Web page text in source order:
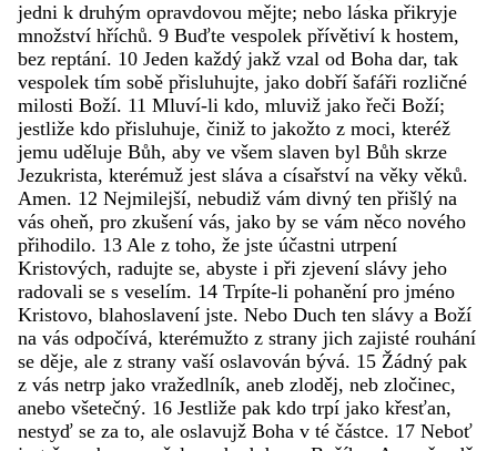
jedni k druhým opravdovou mějte; nebo láska přikryje
množství hříchů. 9 Buďte vespolek přívětiví k hostem,
bez reptání. 10 Jeden každý jakž vzal od Boha dar, tak
vespolek tím sobě přisluhujte, jako dobří šafáři rozličné
milosti Boží. 11 Mluví-li kdo, mluviž jako řeči Boží;
jestliže kdo přisluhuje, činiž to jakožto z moci, kteréž
jemu uděluje Bůh, aby ve všem slaven byl Bůh skrze
Jezukrista, kterémuž jest sláva a císařství na věky věků.
Amen. 12 Nejmilejší, nebudiž vám divný ten přišlý na
vás oheň, pro zkušení vás, jako by se vám něco nového
přihodilo. 13 Ale z toho, že jste účastni utrpení
Kristových, radujte se, abyste i při zjevení slávy jeho
radovali se s veselím. 14 Trpíte-li pohanění pro jméno
Kristovo, blahoslavení jste. Nebo Duch ten slávy a Boží
na vás odpočívá, kterémužto z strany jich zajisté rouhání
se děje, ale z strany vaší oslavován bývá. 15 Žádný pak
z vás netrp jako vražedlník, aneb zloděj, neb zločinec,
anebo všetečný. 16 Jestliže pak kdo trpí jako křesťan,
nestyď se za to, ale oslavujž Boha v té částce. 17 Neboť